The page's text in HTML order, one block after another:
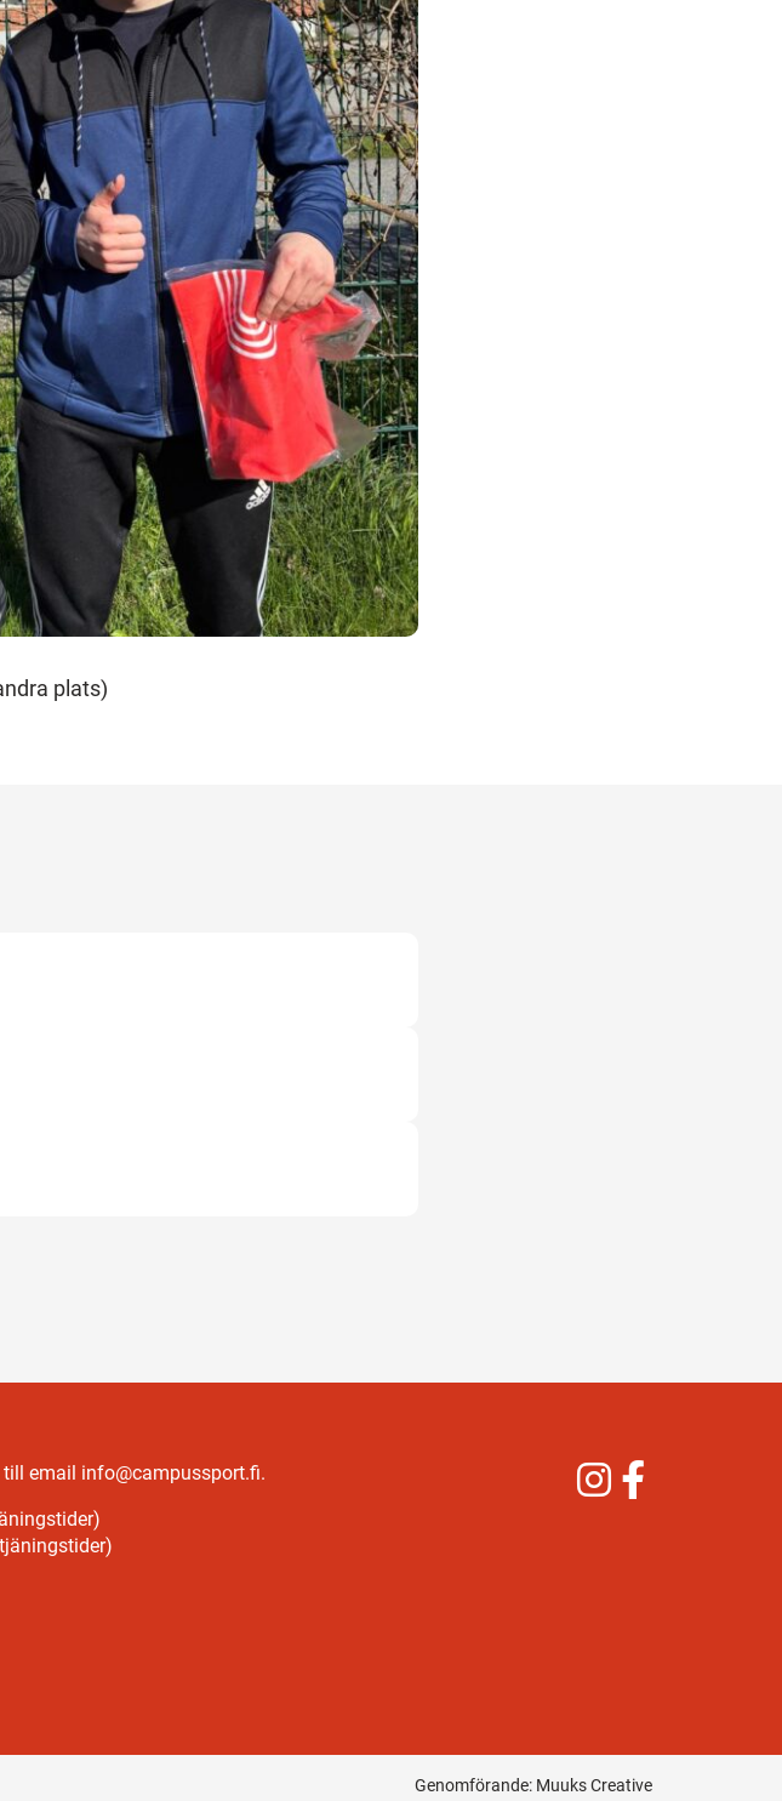
plats)
email info@campussport.fi.
Instagram
Genomförande: Muuks Creative